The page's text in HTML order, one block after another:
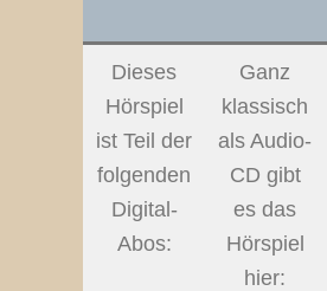
Dieses
Hörspiel
ist Teil der
folgenden
Digital-
Abos:
Ganz
klassisch
als Audio-
CD gibt
es das
Hörspiel
hier: